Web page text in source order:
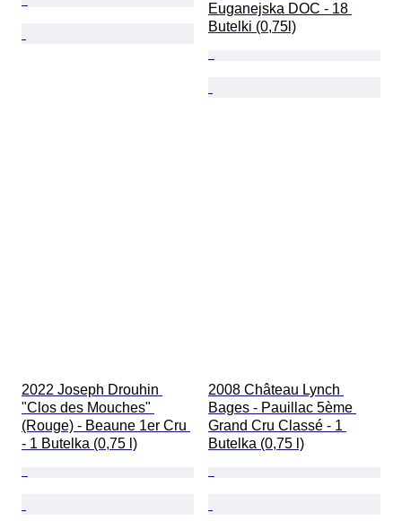
Euganejska DOC - 18
Butelki (0,75l)
2022 Joseph Drouhin
"Clos des Mouches"
(Rouge) - Beaune 1er Cru
- 1 Butelka (0,75 l)
2008 Château Lynch
Bages - Pauillac 5ème
Grand Cru Classé - 1
Butelka (0,75 l)